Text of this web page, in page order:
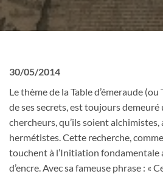
30/05/2014
Le thème de la Table d’émeraude
de ses secrets, est toujours demeuré
chercheurs, qu’ils soient
hermétistes. Cette recherche,
touchent à l’Initiation fondamentale
d’encre. Avec sa fameuse phrase : «